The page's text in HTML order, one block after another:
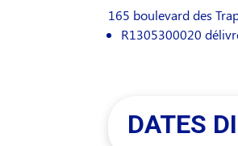
165 boulevard des
R1305300020
DATES